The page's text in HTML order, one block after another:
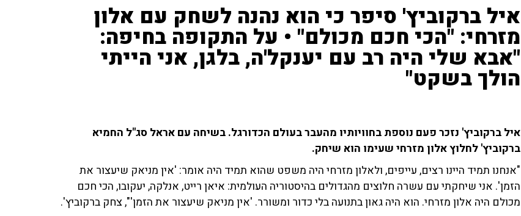
איל ברקוביץ' סיפר כי הוא נהנה לשחק עם אלון
מזרחי: "הכי חכם מכולם" • על התקופה בחיפה:
"אבא שלי היה רב עם יענקל'ה, בלגן, אני הייתי
הולך בשקט"
איל ברקוביץ' נזכר פעם נוספת בחוויותיו מהעבר בעולם הכדורגל. בשיחה עם אראל סג"ל החמיא
ברקוביץ' לחלוץ אלון מזרחי שעימו הוא שיחק.
"אנחנו תמיד היינו רצים, עייפים, ולאלון מזרחי היה משפט שהוא תמיד היה אומר: 'אין מניאק שיעצור את
הזמן'. אני שיחקתי עם עשרה חלוצים מהגדולים בהיסטוריה העולמית: איאן רייט, אנלקה, יעקובו, הכי חכם
מכולם היה אלון מזרחי. הוא היה גאון בתנועה בלי כדור ומשורר. 'אין מניאק שיעצור את הזמן'", צחק ברקוביץ'.